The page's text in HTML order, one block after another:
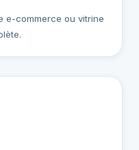
e-commerce ou vitrine